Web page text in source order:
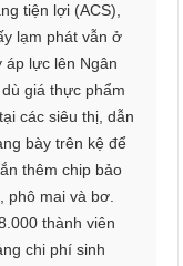
tiện lợi (ACS),
lạm phát vẫn ở
áp lực lên Ngân
giá thực phẩm
các siêu thị, dẫn
bày trên kệ để
thêm chip bảo
phô mai và bơ.
thành viên
chi phí sinh